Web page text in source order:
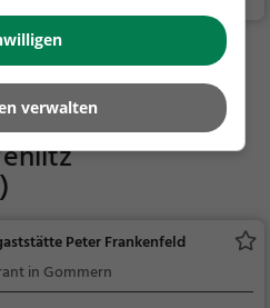
t
in Gommern finden
von
Peter Frankenfeld
in Gommern
verwalten